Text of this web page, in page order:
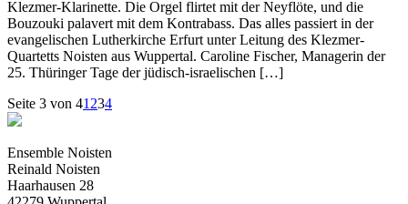
Klezmer-Klarinette. Die Orgel flirtet mit der Neyflöte, und die
Bouzouki palavert mit dem Kontrabass. Das alles passiert in der
evangelischen Lutherkirche Erfurt unter Leitung des Klezmer-
Quartetts Noisten aus Wuppertal. Caroline Fischer, Managerin der
25. Thüringer Tage der jüdisch-israelischen […]
Seite 3 von 41 234
Ensemble Noisten
Reinald Noisten
Haarhausen 28